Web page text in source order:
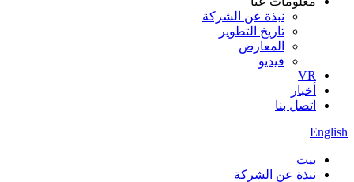
نبذة عن الشركة
تاريخ التطوير
المعارض
فيديو
VR
أخبار
اتصل بنا
English
بيت
نبذة عن الشركة